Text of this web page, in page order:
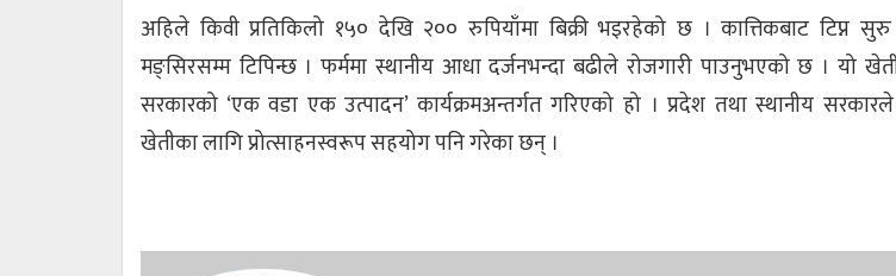
अहिले किवी प्रतिकिलो १५० देखि २०० रुपियाँमा बिक्री भइरहेको छ । कात्तिकबाट टिप्न
मङ्सिरसम्म टिपिन्छ । फर्ममा स्थानीय आधा दर्जनभन्दा बढीले रोजगारी पाउनुभएको छ । यो
सरकारको ‘एक वडा एक उत्पादन’ कार्यक्रमअन्तर्गत गरिएको हो । प्रदेश तथा स्थानीय
खेतीका लागि प्रोत्साहनस्वरूप सहयोग पनि गरेका छन् ।